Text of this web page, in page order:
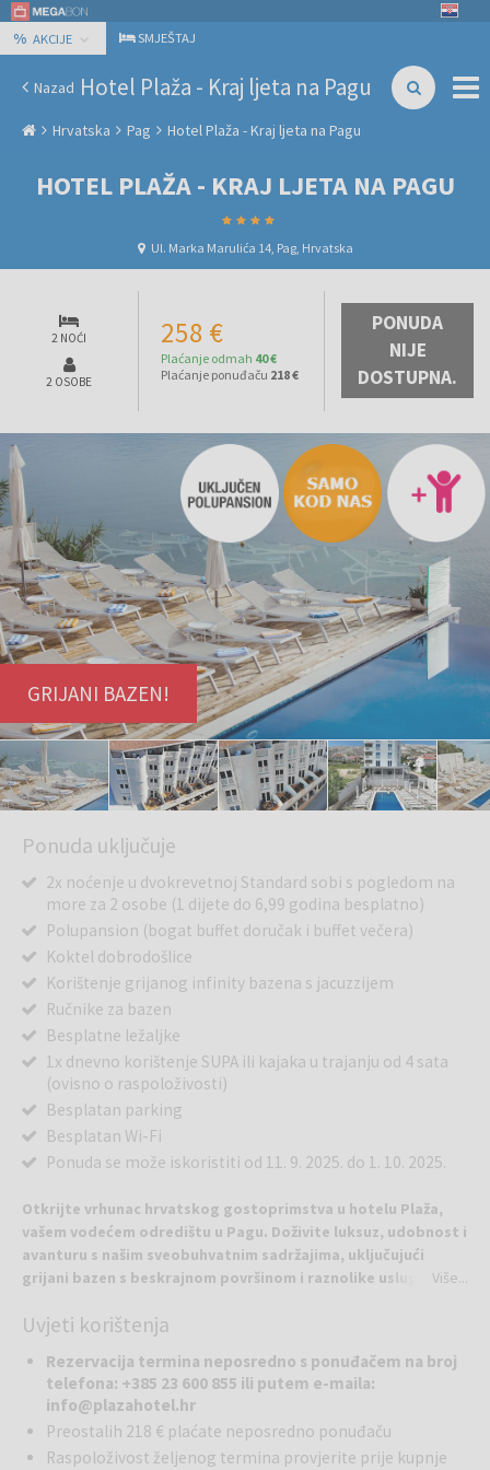
% AKCIJE SMJEŠTAJ
Nazad Hotel Plaža - Kraj ljeta na Pagu
Hrvatska Pag Hotel Plaža - Kraj ljeta na Pagu
HOTEL PLAŽA - KRAJ LJETA NA PAGU
Ul. Marka Marulića 14, Pag, Hrvatska
2 NOĆI
2 OSOBE
258 €
Plaćanje odmah 40 €
Plaćanje ponuđaču 218 €
PONUDA
NIJE
DOSTUPNA.
GRIJANI BAZEN!
Ponuda uključuje
2x noćenje u dvokrevetnoj Standard sobi s pogledom na
more za 2 osobe (1 dijete do 6,99 godina besplatno)
Polupansion (bogat buffet doručak i buffet večera)
Koktel dobrodošlice
Korištenje grijanog infinity bazena s jacuzzijem
Ručnike za bazen
Besplatne ležaljke
1x dnevno korištenje SUPA ili kajaka u trajanju od 4 sata
(ovisno o raspoloživosti)
Besplatan parking
Besplatan Wi-Fi
Ponuda se može iskoristiti od 11. 9. 2025. do 1. 10. 2025.
Otkrijte vrhunac hrvatskog gostoprimstva u hotelu Plaža,
vašem vodećem odredištu u Pagu. Doživite luksuz, udobnost i
avanturu s našim sveobuhvatnim sadržajima, uključujući
grijani bazen s beskrajnom površinom i raznolike usluge
imamo sve što vam treba za ultimativnu avanturu u Pagu.
Plaža služi kao vaše savršeno mirno utočište, harmonična
kombinacija luksuza i opuštanja.
U sobama hotela Plaža se udobnost, praktičnost i naša
gostoljubivost sjajno miješaju. Svaka soba je promišljeno dizajnirana
i opremljena s modernim sadržajima. Standard dvokrevetna soba s
Više...
Uvjeti korištenja
Rezervacija termina neposredno s ponuđačem na broj
telefona: +385 23 600 855 ili putem e-maila:
info@plazahotel.hr
Preostalih 218 € plaćate neposredno ponuđaču
Raspoloživost željenog termina provjerite prije kupnje